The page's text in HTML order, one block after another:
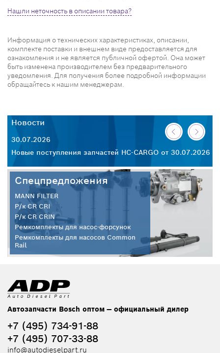
Нашли неточность в описании товара?
Информация о технических характеристиках, описании,
комплекте поставки и внешнем виде предоставляется для
ознакомления и не является публичной офертой. Она может
быть изменена производителем без предварительного
уведомления. Для получения более подробной информации
обращайтесь к нашим менеджерам.
Новости
30.07.2026
Новые поступления запчастей HC-CARGO от 30.07.2026
Спецпредложения
MANN FILTER
Р/к CR CRI
Р/к CR CRIN
Ремкомплекты для насос-форсунок
Ремкомплекты для насосов Common
Rail
Автозапчасти Bosch оптом — официальный дилер
+7 (495) 734-91-88
+7 (495) 707-33-88
info@autodieselpart.ru